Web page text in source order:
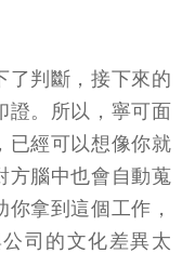
了判斷，接下來的
證。所以，寧可面
已經可以想像你就
方腦中也會自動蒐
拿到這個工作，
司的文化差異太